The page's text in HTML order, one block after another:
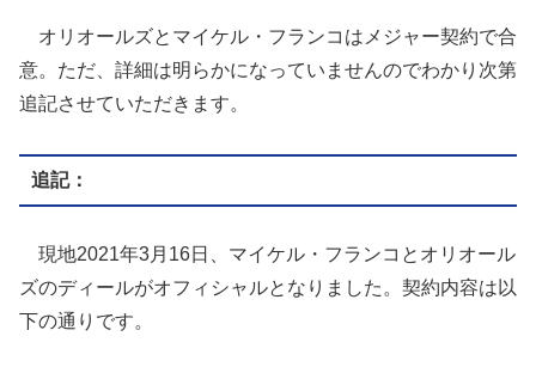
オリオールズとマイケル・フランコはメジャー契約で合
意。ただ、詳細は明らかになっていませんのでわかり次第
追記させていただきます。
追記：
現地2021年3月16日、マイケル・フランコとオリオール
ズのディールがオフィシャルとなりました。契約内容は以
下の通りです。